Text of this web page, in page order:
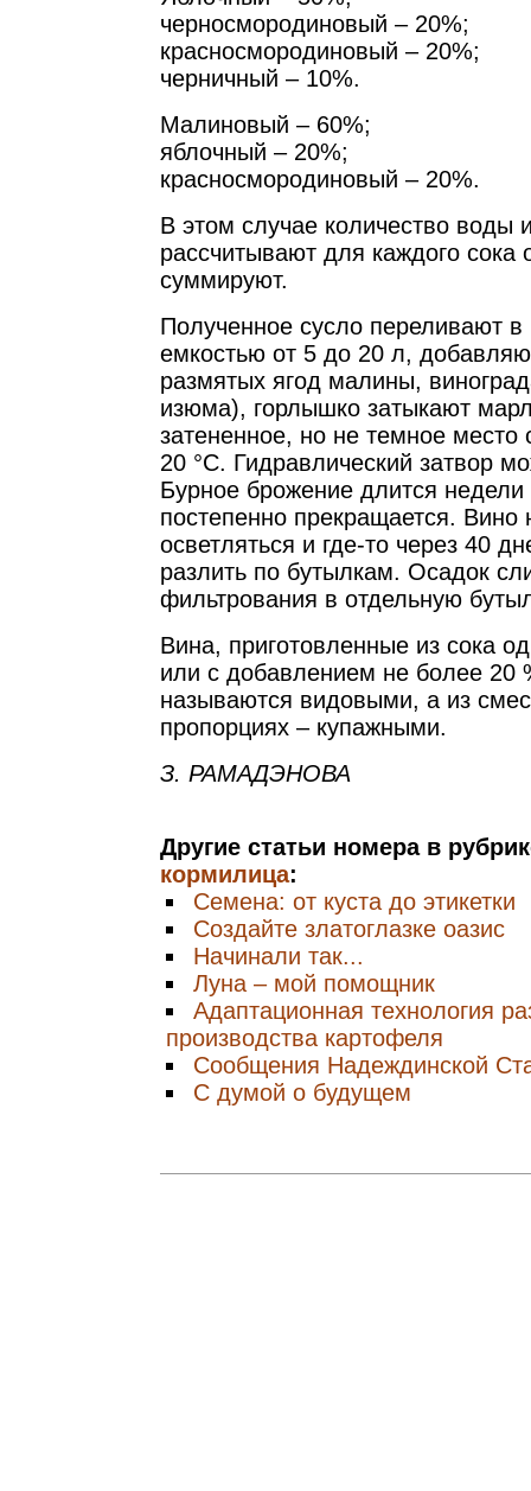
черносмородиновый – 20%;
красносмородиновый – 20%;
черничный – 10%.
Малиновый – 60%;
яблочный – 20%;
красносмородиновый – 20%.
В этом случае количество воды
рассчитывают для каждого сока
суммируют.
Полученное сусло переливают
емкостью от 5 до 20 л,
размятых ягод малины,
изюма), горлышко затыкают
затененное, но не темное место
20 °С. Гидравлический затвор
Бурное брожение длится недели
постепенно прекращается. Вино
осветляться и где-то через 40
разлить по бутылкам. Осадок
фильтрования в отдельную
Вина, приготовленные из сока
или с добавлением не более 20
называются видовыми, а из
пропорциях – купажными.
З. РАМАДЭНОВА
Другие статьи номера в
кормилица:
Семена: от куста до этикетки
Создайте златоглазке оазис
Начинали так...
Луна – мой помощник
Адаптационная технология
производства картофеля
Сообщения Надеждинской
С думой о будущем